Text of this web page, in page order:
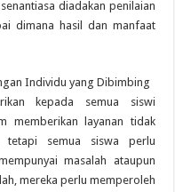
diadakan penilaian
dimana hasil dan manfaat
Individu yang Dibimbing
kepada semua siswi
memberikan layanan tidak
tetapi semua siswa perlu
masalah ataupun
mereka perlu memperoleh